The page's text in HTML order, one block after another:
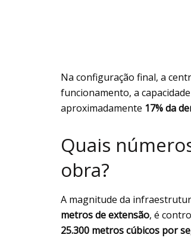
Na configuração final, a
funcionamento, a
aproximadamente 17% da
Quais
obra?
A magnitude da
metros de extensão, é
25.300 metros cúbicos por